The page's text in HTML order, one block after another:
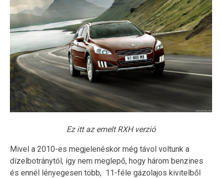
Ez itt az emelt RXH verzió
Mivel a 2010-es megjelenéskor még távol voltunk a
dízelbotránytól, így nem meglepő, hogy három benzines
és ennél lényegesen több, 11-féle gázolajos kivitelből